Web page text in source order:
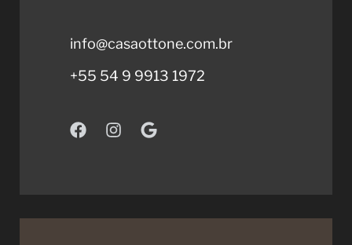
info@casaottone.com.br
+55 54 9 9913 1972